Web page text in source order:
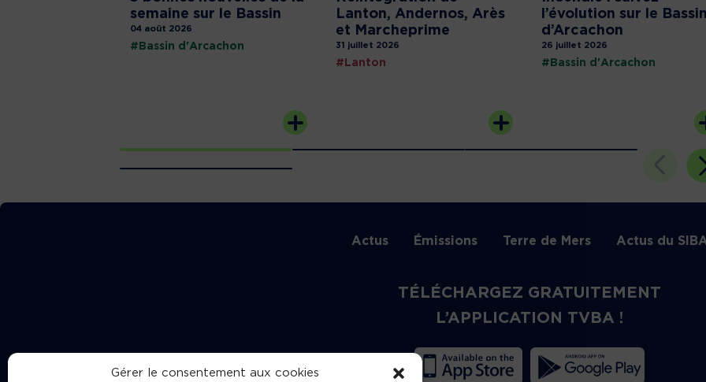
Gérer le consentement aux cookies
semaine sur le Bassin
04 août 2026
#Bassin d'Arcachon
Lanton, Andernos, Arès
et Marcheprime
31 juillet 2026
#Lanton
l’évolution sur le
d’Arcachon
26 juillet 2026
#Bassin d'Arcachon
Actus Émissions Terre de Mers Actus du
TÉLÉCHARGEZ GRATUITEMENT
L’APPLICATION TVBA !